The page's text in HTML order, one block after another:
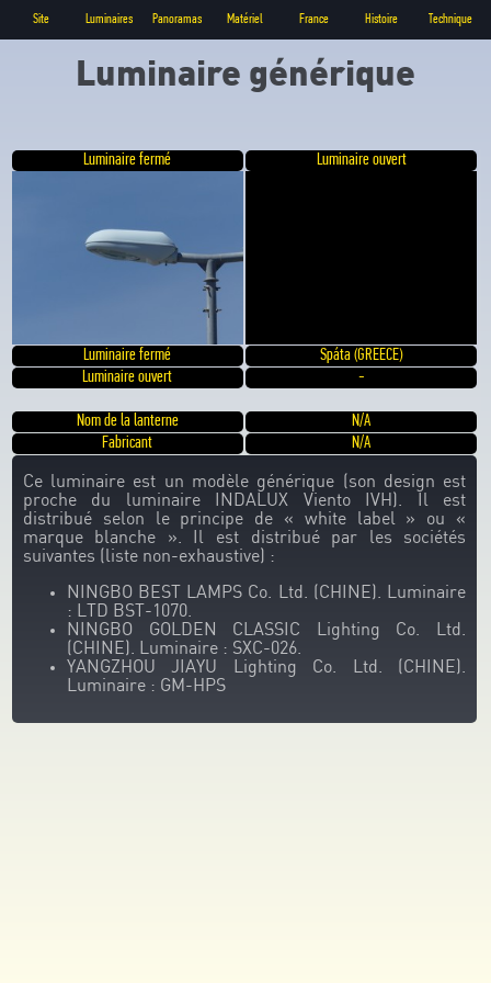
Site Luminaires Panoramas Matériel France Histoire Technique
Luminaire générique
Luminaire fermé Luminaire ouvert
Luminaire fermé
Spáta (GREECE)
Luminaire ouvert
-
Nom de la lanterne
N/A
Fabricant
N/A
Ce luminaire est un modèle générique (son design est
proche du luminaire INDALUX Viento IVH). Il est
distribué selon le principe de « white label » ou «
marque blanche ». Il est distribué par les sociétés
suivantes (liste non-exhaustive) :
NINGBO BEST LAMPS Co. Ltd. (CHINE). Luminaire
: LTD BST-1070.
NINGBO GOLDEN CLASSIC Lighting Co. Ltd.
(CHINE). Luminaire : SXC-026.
YANGZHOU JIAYU Lighting Co. Ltd. (CHINE).
Luminaire : GM-HPS